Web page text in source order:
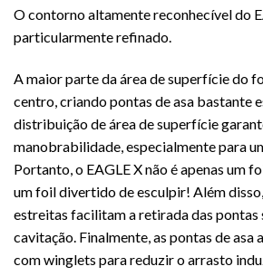
O contorno altamente reconhecível do
particularmente refinado.
A maior parte da área de superfície do
centro, criando pontas de asa bastante
distribuição de área de superfície
manobrabilidade, especialmente para
Portanto, o EAGLE X não é apenas um
um foil divertido de esculpir! Além
estreitas facilitam a retirada das pontas
cavitação. Finalmente, as pontas de asa
com winglets para reduzir o arrasto